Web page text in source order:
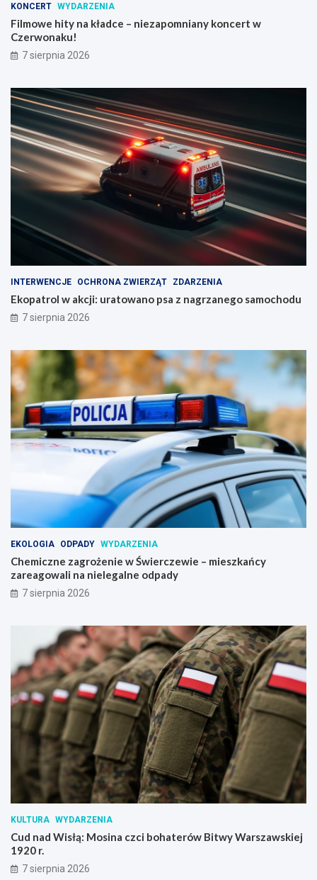
KONCERT WYDARZENIA
Filmowe hity na kładce – niezapomniany koncert w
Czerwonaku!
7 sierpnia 2026
INTERWENCJE OCHRONA ZWIERZĄT ZDARZENIA
Ekopatrol w akcji: uratowano psa z nagrzanego samochodu
7 sierpnia 2026
EKOLOGIA ODPADY WYDARZENIA
Chemiczne zagrożenie w Świerczewie – mieszkańcy
zareagowali na nielegalne odpady
7 sierpnia 2026
KULTURA WYDARZENIA
Cud nad Wisłą: Mosina czci bohaterów Bitwy Warszawskiej
1920 r.
7 sierpnia 2026